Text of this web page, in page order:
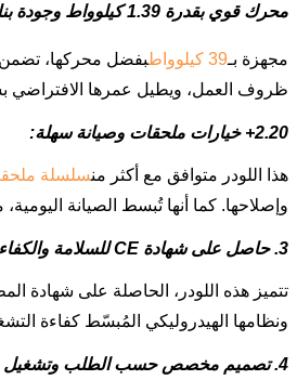
محرك قوي بقدرة 1.39 كيلوواط وجودة بناء متينة
مجهزة بـ39 كيلوواط
بفضل محركها، تضمن
ظروف العمل، ويطيل عمرها الافتراضي
2.20+ خيارات ملحقات وصيانة سهلة:
هذا اللودر متوافق مع أكثر منسلسلة ملحقات
وإصلاحها. كما أنها تُبسط الصيانة
3. حاصل على شهادة CE للسلامة والكفاءة العالية:
ونظامها الهيدروليكي المُبسّط كفاءة
4. تصميم مخصص حسب الطلب وتشغيل فعال من حيث التكلفة: